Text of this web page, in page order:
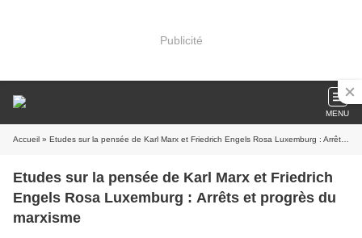
Publicité
MENU
Accueil » Etudes sur la pensée de Karl Marx et Friedrich Engels Rosa Luxemburg : Arrêts et progrès du marxisme
Etudes sur la pensée de Karl Marx et Friedrich
Engels Rosa Luxemburg : Arrêts et progrès du
marxisme